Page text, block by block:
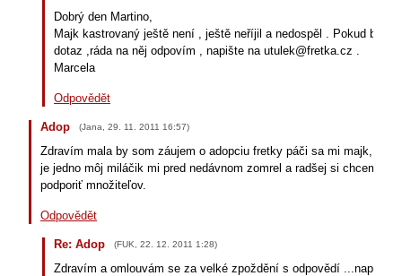
Dobrý den Martino,
Majk kastrovaný ještě není , ještě neříjil a nedospěl . Pokud
dotaz ,ráda na něj odpovím , napište na utulek@fretka.cz .
Marcela
Odpovědět
Adop (Jana 29. 11. 2011 16:57)
Zdravím mala by som záujem o adopciu fretky páči sa mi majk,
je jedno môj miláčik mi pred nedávnom zomrel a radšej si chcem
podporiť množiteľov.
Odpovědět
Re: Adop (FUK 22. 12. 2011 1:28)
Zdravím a omlouvám se za velké zpoždění s odpovědí ...napište